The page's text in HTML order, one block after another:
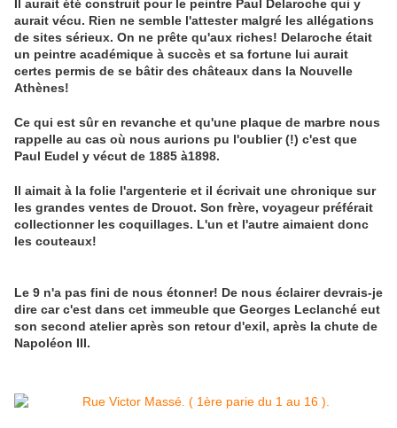
Il aurait été construit pour le peintre Paul Delaroche qui y
aurait vécu. Rien ne semble l'attester malgré les allégations
de sites sérieux. On ne prête qu'aux riches! Delaroche était
un peintre académique à succès et sa fortune lui aurait
certes permis de se bâtir des châteaux dans la Nouvelle
Athènes!
Ce qui est sûr en revanche et qu'une plaque de marbre nous
rappelle au cas où nous aurions pu l'oublier (!) c'est que
Paul Eudel y vécut de 1885 à1898.
Il aimait à la folie l'argenterie et il écrivait une chronique sur
les grandes ventes de Drouot. Son frère, voyageur préférait
collectionner les coquillages. L'un et l'autre aimaient donc
les couteaux!
Le 9 n'a pas fini de nous étonner! De nous éclairer devrais-je
dire car c'est dans cet immeuble que Georges Leclanché eut
son second atelier après son retour d'exil, après la chute de
Napoléon III.